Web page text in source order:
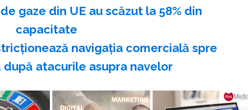
gaze din UE au scăzut la 58% din
capacitate
navigaţia comercială spre
după atacurile asupra navelor